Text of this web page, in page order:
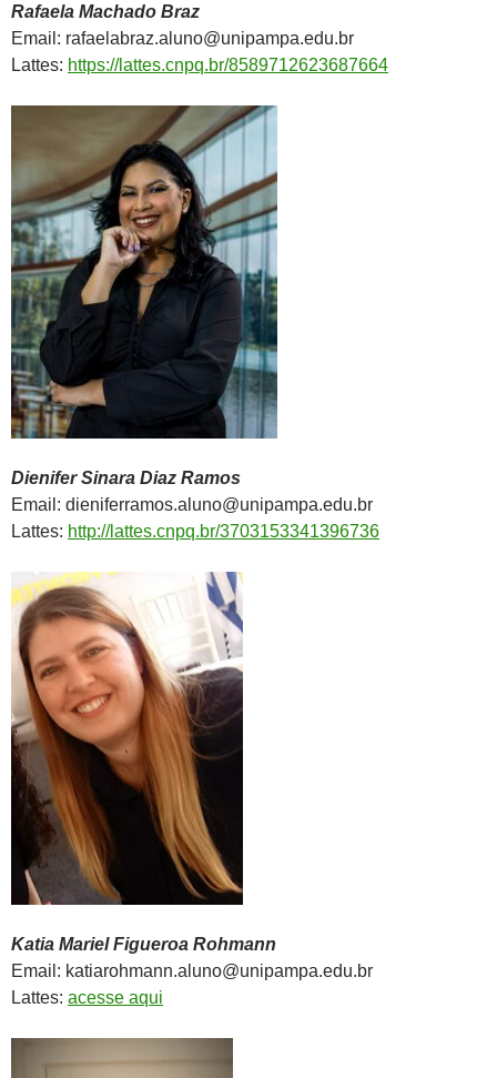
Rafaela Machado Braz
Email: rafaelabraz.aluno@unipampa.edu.br
Lattes: https://lattes.cnpq.br/8589712623687664
Dienifer Sinara Diaz Ramos
Email: dieniferramos.aluno@unipampa.edu.br
Lattes: http://lattes.cnpq.br/3703153341396736
Katia Mariel Figueroa Rohmann
Email: katiarohmann.aluno@unipampa.edu.br
Lattes: acesse aqui